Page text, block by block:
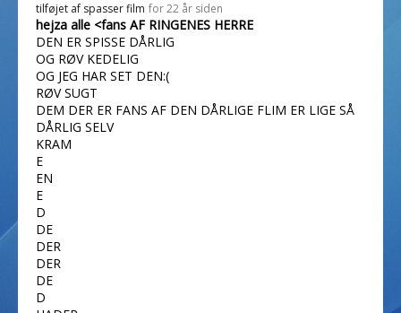
tilføjet af spasser film for 22 år siden
hejza alle <fans AF RINGENES HERRE
DEN ER SPISSE DÅRLIG
OG RØV KEDELIG
OG JEG HAR SET DEN:(
RØV SUGT
DEM DER ER FANS AF DEN DÅRLIGE FLIM ER LIGE SÅ
DÅRLIG SELV
KRAM
E
EN
E
D
DE
DER
DER
DE
D